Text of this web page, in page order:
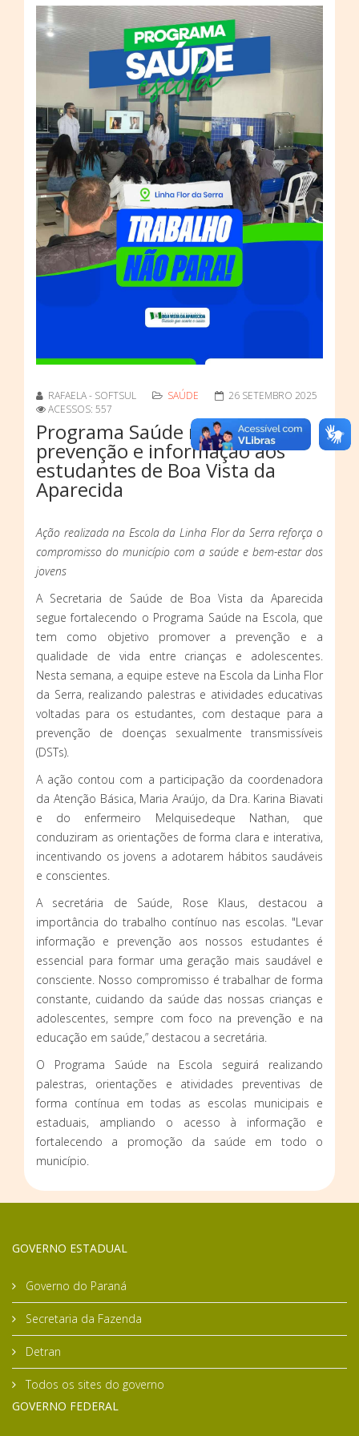
RAFAELA - SOFTSUL SAÚDE
26 SETEMBRO 2025
ACESSOS: 557
Programa Saúde na Escola leva
prevenção e informação aos
estudantes de Boa Vista da
Aparecida
Ação realizada na Escola da Linha Flor da Serra reforça o
compromisso do município com a saúde e bem-estar dos
jovens
A Secretaria de Saúde de Boa Vista da Aparecida
segue fortalecendo o Programa Saúde na Escola, que
tem como objetivo promover a prevenção e a
qualidade de vida entre crianças e adolescentes.
Nesta semana, a equipe esteve na Escola da Linha Flor
da Serra, realizando palestras e atividades educativas
voltadas para os estudantes, com destaque para a
prevenção de doenças sexualmente transmissíveis
(DSTs).
A ação contou com a participação da coordenadora
da Atenção Básica, Maria Araújo, da Dra. Karina Biavati
e do enfermeiro Melquisedeque Nathan, que
conduziram as orientações de forma clara e interativa,
incentivando os jovens a adotarem hábitos saudáveis
e conscientes.
A secretária de Saúde, Rose Klaus, destacou a
importância do trabalho contínuo nas escolas. "Levar
informação e prevenção aos nossos estudantes é
essencial para formar uma geração mais saudável e
consciente. Nosso compromisso é trabalhar de forma
constante, cuidando da saúde das nossas crianças e
adolescentes, sempre com foco na prevenção e na
educação em saúde,” destacou a secretária.
O Programa Saúde na Escola seguirá realizando
palestras, orientações e atividades preventivas de
forma contínua em todas as escolas municipais e
estaduais, ampliando o acesso à informação e
fortalecendo a promoção da saúde em todo o
município.
GOVERNO ESTADUAL
Governo do Paraná
Secretaria da Fazenda
Detran
Todos os sites do governo
GOVERNO FEDERAL